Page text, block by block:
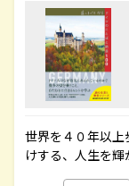
世界を４０年以
けする、人生を